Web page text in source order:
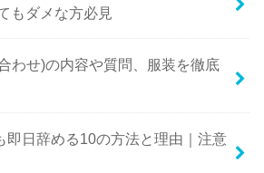
もダメな方必見
わせ)の内容や質問、服装を徹底
即日辞める10の方法と理由｜注意